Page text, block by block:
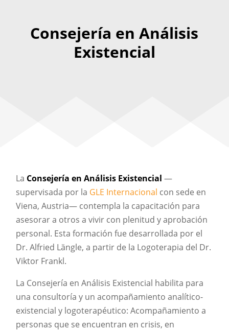
Consejería en Análisis
Existencial
La Consejería en Análisis Existencial —
supervisada por la GLE Internacional con sede en
Viena, Austria— contempla la capacitación para
asesorar a otros a vivir con plenitud y aprobación
personal. Esta formación fue desarrollada por el
Dr. Alfried Längle, a partir de la Logoterapia del Dr.
Viktor Frankl.
La Consejería en Análisis Existencial habilita para
una consultoría y un acompañamiento analítico-
existencial y logoterapéutico: Acompañamiento a
personas que se encuentran en crisis, en